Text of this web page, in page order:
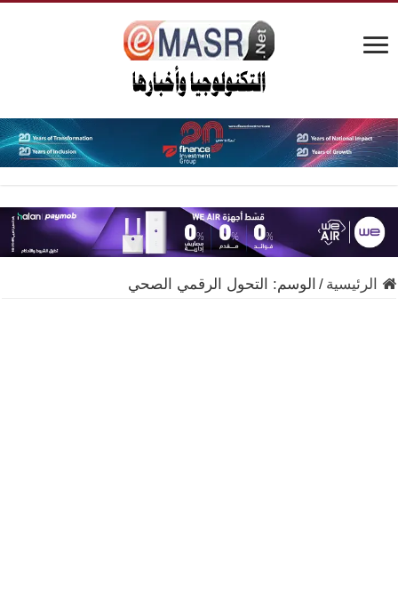
الرئيسية / الوسم: التحول الرقمي الصحي